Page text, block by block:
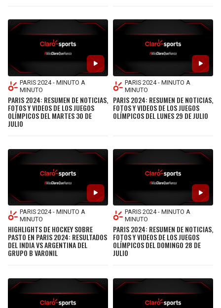
PARIS 2024 - MINUTO A
MINUTO
PARIS 2024: RESUMEN DE NOTICIAS,
FOTOS Y VIDEOS DE LOS JUEGOS
OLÍMPICOS DEL MARTES 30 DE
JULIO
PARIS 2024 - MINUTO A
MINUTO
PARIS 2024: RESUMEN DE NOTICIAS,
FOTOS Y VIDEOS DE LOS JUEGOS
OLÍMPICOS DEL LUNES 29 DE JULIO
PARIS 2024 - MINUTO A
MINUTO
HIGHLIGHTS DE HOCKEY SOBRE
PASTO EN PARIS 2024: RESULTADOS
DEL INDIA VS ARGENTINA DEL
GRUPO B VARONIL
PARIS 2024 - MINUTO A
MINUTO
PARIS 2024: RESUMEN DE NOTICIAS,
FOTOS Y VIDEOS DE LOS JUEGOS
OLÍMPICOS DEL DOMINGO 28 DE
JULIO